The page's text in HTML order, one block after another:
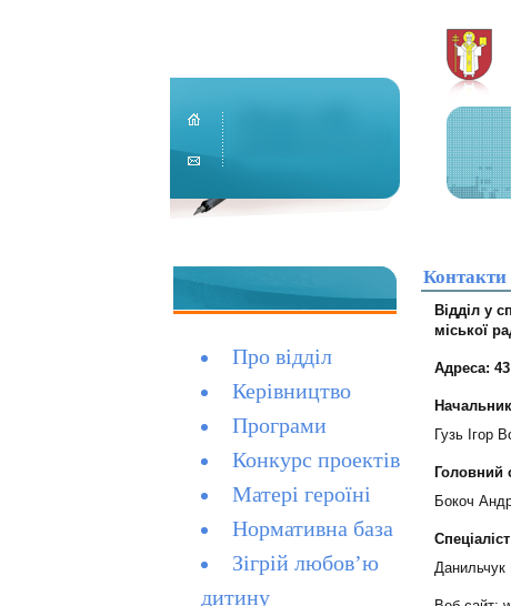
Контакти
Відділ у
міської
Адреса:
Гузь Ігор
Головний
Бокоч
Данильчук
Про відділ
Керівництво
Програми
Конкурс проектів
Матері героїні
Нормативна база
Зігрій любов’ю
дитину